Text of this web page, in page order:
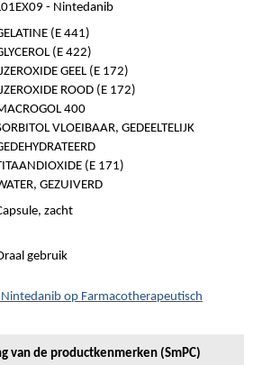
- Nintedanib
(E 441)
(E 422)
GEEL (E 172)
ROOD (E 172)
400
VLOEIBAAR, GEDEELTELIJK
(E 171)
GEZUIVERD
zacht
gebruik
op Farmacotherapeutisch
van de productkenmerken (SmPC)